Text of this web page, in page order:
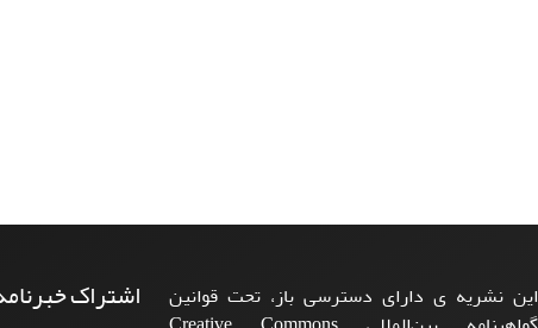
این نشریه ی دارای دسترسی باز، تحت قوانین
اشتراک